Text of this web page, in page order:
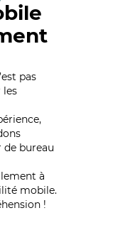
pas
les
bureau
à
mobile.
!